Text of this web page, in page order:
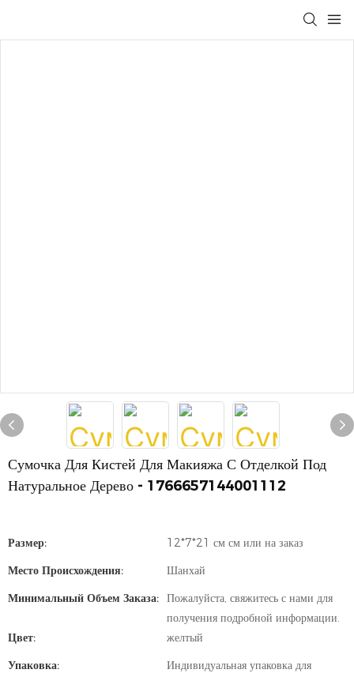
Сумочка Для Кистей Для Макияжа С Отделкой Под
Натуральное Дерево - 1766657144001112
Размер:
12*7*21 см см или на заказ
Место Происхождения:
Шанхай
Минимальный Объем Заказа: Пожалуйста, свяжитесь с нами для
получения подробной информации.
Цвет:
желтый
Упаковка:
Индивидуальная упаковка для